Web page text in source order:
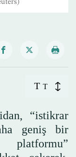
T T
“istikrar
geniş bir